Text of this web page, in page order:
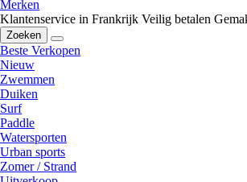
Merken
Klantenservice in Frankrijk Veilig betalen
Zoeken
Beste Verkopen
Nieuw
Zwemmen
Duiken
Surf
Paddle
Watersporten
Urban sports
Zomer / Strand